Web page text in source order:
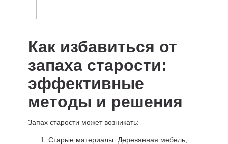
Как избавиться от
запаха старости:
эффективные
методы и решения
Запах старости может возникать:
Старые материалы: Деревянная мебель,